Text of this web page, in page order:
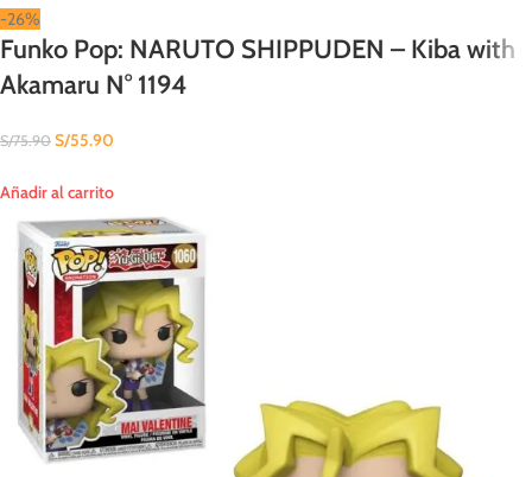
-26%
Funko Pop: NARUTO SHIPPUDEN – Kiba with
Akamaru N° 1194
S/75.90 S/55.90
Añadir al carrito